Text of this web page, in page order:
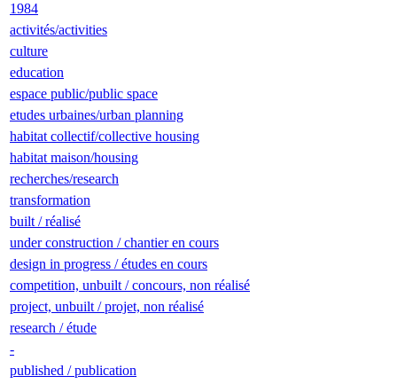
1984
activités/activities
culture
education
espace public/public space
etudes urbaines/urban planning
habitat collectif/collective housing
habitat maison/housing
recherches/research
transformation
built / réalisé
under construction / chantier en cours
design in progress / études en cours
competition, unbuilt / concours, non réalisé
project, unbuilt / projet, non réalisé
research / étude
-
published / publication